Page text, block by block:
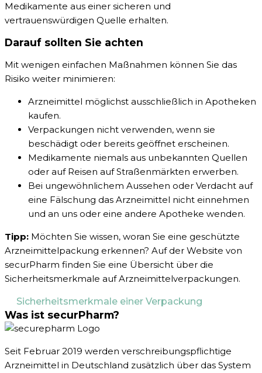
Medikamente aus einer sicheren und
vertrauenswürdigen Quelle erhalten.
Darauf sollten Sie achten
Mit wenigen einfachen Maßnahmen können Sie das
Risiko weiter minimieren:
Arzneimittel möglichst ausschließlich in Apotheken
kaufen.
Verpackungen nicht verwenden, wenn sie
beschädigt oder bereits geöffnet erscheinen.
Medikamente niemals aus unbekannten Quellen
oder auf Reisen auf Straßenmärkten erwerben.
Bei ungewöhnlichem Aussehen oder Verdacht auf
eine Fälschung das Arzneimittel nicht einnehmen
und an uns oder eine andere Apotheke wenden.
Tipp: Möchten Sie wissen, woran Sie eine geschützte
Arzneimittelpackung erkennen? Auf der Website von
securPharm finden Sie eine Übersicht über die
Sicherheitsmerkmale auf Arzneimittelverpackungen.
Sicherheitsmerkmale einer Verpackung
Was ist securPharm?
Seit Februar 2019 werden verschreibungspflichtige
Arzneimittel in Deutschland zusätzlich über das System